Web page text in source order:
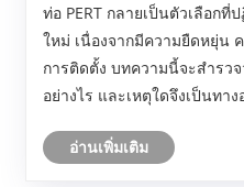
ท่อ PERT กลายเป็นตัวเลือก
ใหม่ เนื่องจากมีความยืดหยุ่น
การติดตั้ง บทความนี้จะสำรวจ
อย่างไร และเหตุใดจึงเป็นทา
คุณภาพสูงที่ออกแบบมาเพื่อตอ
อ่านเพิ่มเติม